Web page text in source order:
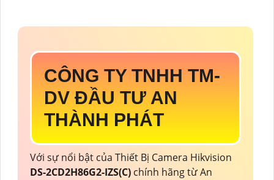
CÔNG TY TNHH TM-
DV ĐẦU TƯ AN
THÀNH PHÁT
Với sự nổi bật của Thiết Bị Camera Hikvision
DS-2CD2H86G2-IZS(C) chính hãng từ An